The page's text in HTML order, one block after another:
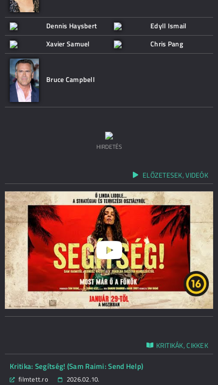
Dennis Haysbert
Edyll Ismail
Xavier Samuel
Chris Pang
Bruce Campbell
HIRDETÉS
ELŐZETESEK, VIDEÓK
KRITIKÁK, CIKKEK
Kritika: Segítség! (Sam Raimi: Send Help)
filmtett.ro
2026.02.10.